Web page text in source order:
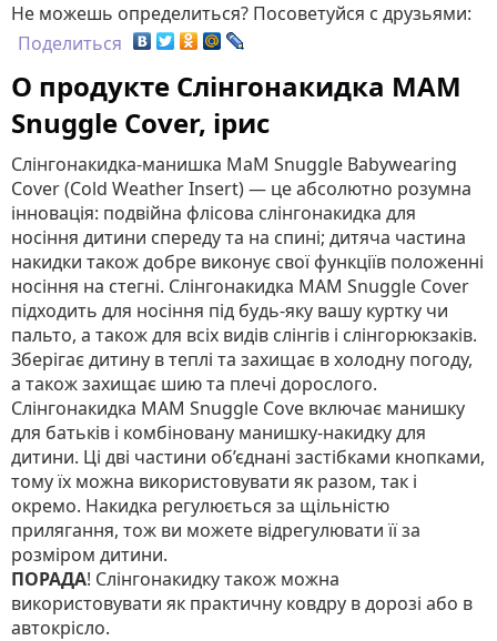
Не можешь определиться? Посоветуйся с друзьями:
Поделиться
О продукте Слінгонакидка MАM
Snuggle Cover, ірис
Слінгонакидка-манишка MaM Snuggle Babywearing
Cover (Cold Weather Insert) — це абсолютно розумна
інновація: подвійна флісова слінгонакидка для
носіння дитини спереду та на спині; дитяча частина
накидки також добре виконує свої функціїв положенні
носіння на стегні. Слінгонакидка MАM Snuggle Cover
підходить для носіння під будь-яку вашу куртку чи
пальто, а також для всіх видів слінгів і слінгорюкзаків.
Зберігає дитину в теплі та захищає в холодну погоду,
а також захищає шию та плечі дорослого.
Слінгонакидка MАM Snuggle Cove включає манишку
для батьків і комбіновану манишку-накидку для
дитини. Ці дві частини об’єднані застібками кнопками,
тому їх можна використовувати як разом, так і
окремо. Накидка регулюється за щільністю
прилягання, тож ви можете відрегулювати її за
розміром дитини.
ПОРАДА! Слінгонакидку також можна
використовувати як практичну ковдру в дорозі або в
автокрісло.